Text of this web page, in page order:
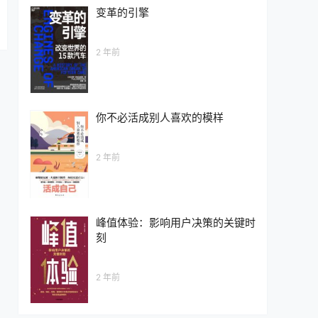
变革的引擎
2 年前
你不必活成别人喜欢的模样
2 年前
峰值体验：影响用户决策的关键时
刻
2 年前